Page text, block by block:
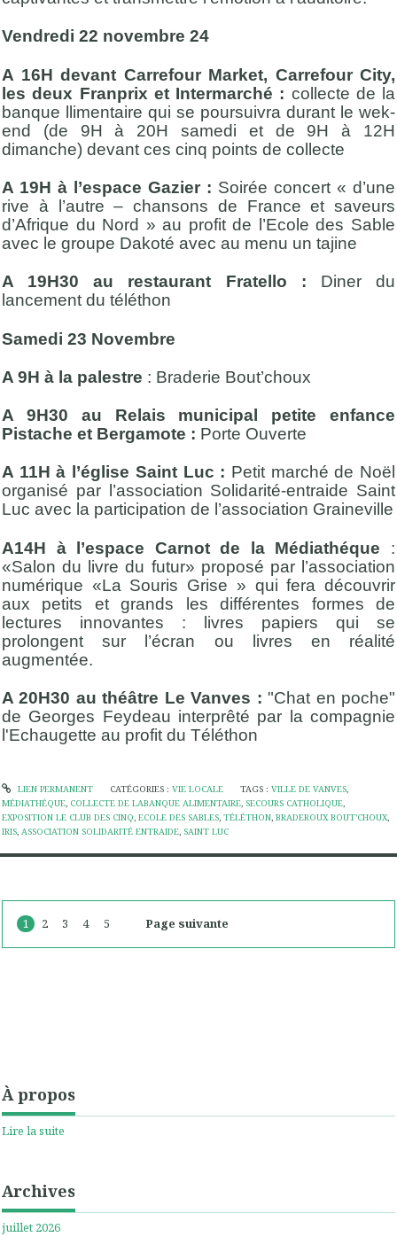
Vendredi 22 novembre 24
A 16H devant Carrefour Market, Carrefour City,
les deux Franprix et Intermarché : collecte de la
banque llimentaire qui se poursuivra durant le wek-
end (de 9H à 20H samedi et de 9H à 12H
dimanche) devant ces cinq points de collecte
A 19H à l’espace Gazier : Soirée concert « d’une
rive à l’autre – chansons de France et saveurs
d’Afrique du Nord » au profit de l’Ecole des Sable
avec le groupe Dakoté avec au menu un tajine
A 19H30 au restaurant Fratello : Diner du
lancement du téléthon
Samedi 23 Novembre
A 9H à la palestre : Braderie Bout’choux
A 9H30 au Relais municipal petite enfance
Pistache et Bergamote : Porte Ouverte
A 11H à l’église Saint Luc : Petit marché de Noël
organisé par l’association Solidarité-entraide Saint
Luc avec la participation de l’association Graineville
A14H à l’espace Carnot de la Médiathéque :
«Salon du livre du futur» proposé par l’association
numérique «La Souris Grise » qui fera découvrir
aux petits et grands les différentes formes de
lectures innovantes : livres papiers qui se
prolongent sur l’écran ou livres en réalité
augmentée.
A 20H30 au théâtre Le Vanves : "Chat en poche"
de Georges Feydeau interprêté par la compagnie
l'Echaugette au profit du Téléthon
LIEN PERMANENT CATÉGORIES : VIE LOCALE TAGS :VILLE DE VANVES,
MÉDIATHÉQUE, COLLECTE DE LABANQUE ALIMENTAIRE, SECOURS CATHOLIQUE,
EXPOSITION LE CLUB DES CINQ, ECOLE DES SABLES, TÉLÉTHON, BRADEROUX BOUT’CHOUX,
IRIS, ASSOCIATION SOLIDARITÉ ENTRAIDE, SAINT LUC
1 2 3 4 5 Page suivante
À propos
Lire la suite
Archives
juillet 2026